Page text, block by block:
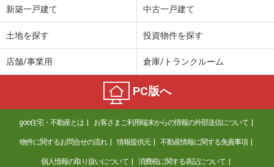
4.70万円
宮崎県宮崎市源藤町南田
4万円
住 所
宮崎県宮崎市源藤町南田
専有面積 20.28m²
間取り
1K
宮崎県宮崎市花ケ島町笹原
新築一戸建て 中古一戸建て
土地を探す 投資物件を探す
店舗/事業用 倉庫/トランクルーム
PC版へ
goo住宅・不動産とは お客さまご利用端末からの情報の外部送信について
物件に関するお問合せの流れ 情報提供元 不動産情報に関する免責事項
個人情報の取り扱いについて 消費税に関する表記について